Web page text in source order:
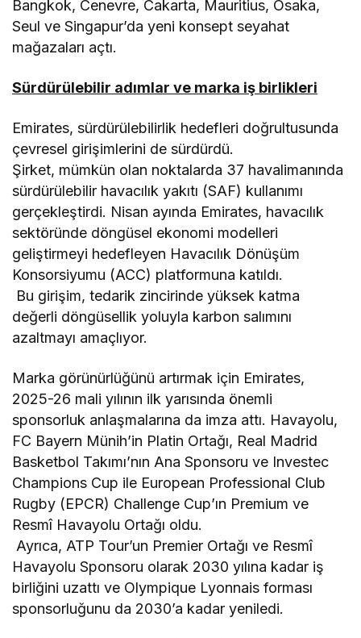
Bangkok, Cenevre, Cakarta, Mauritius, Osaka,
Seul ve Singapur’da yeni konsept seyahat
mağazaları açtı.
Sürdürülebilir adımlar ve marka iş birlikleri
Emirates, sürdürülebilirlik hedefleri doğrultusunda
çevresel girişimlerini de sürdürdü.
Şirket, mümkün olan noktalarda 37 havalimanında
sürdürülebilir havacılık yakıtı (SAF) kullanımı
gerçekleştirdi. Nisan ayında Emirates, havacılık
sektöründe döngüsel ekonomi modelleri
geliştirmeyi hedefleyen Havacılık Dönüşüm
Konsorsiyumu (ACC) platformuna katıldı.
Bu girişim, tedarik zincirinde yüksek katma
değerli döngüsellik yoluyla karbon salımını
azaltmayı amaçlıyor.
Marka görünürlüğünü artırmak için Emirates,
2025-26 mali yılının ilk yarısında önemli
sponsorluk anlaşmalarına da imza attı. Havayolu,
FC Bayern Münih’in Platin Ortağı, Real Madrid
Basketbol Takımı’nın Ana Sponsoru ve Investec
Champions Cup ile European Professional Club
Rugby (EPCR) Challenge Cup’ın Premium ve
Resmî Havayolu Ortağı oldu.
Ayrıca, ATP Tour’un Premier Ortağı ve Resmî
Havayolu Sponsoru olarak 2030 yılına kadar iş
birliğini uzattı ve Olympique Lyonnais forması
sponsorluğunu da 2030’a kadar yeniledi.